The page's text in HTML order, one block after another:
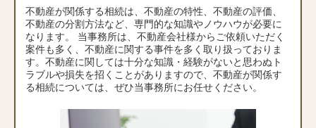
不動産が関係する相続は、不動産の特性、不動産の評価、
不動産の分割方法など、専門的な知識やノウハウが必要に
なります。 当事務所は、不動産会社様からご依頼いただく
案件も多く、不動産に関する事件を多く取り扱っておりま
す。不動産に関しては十分な知識・経験がないと思わぬト
ラブルや損失を招くことがありますので、不動産が関係す
る相続については、ぜひ当事務所にお任せください。